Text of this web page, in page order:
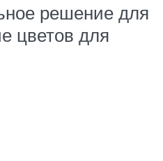
решение для
цветов для